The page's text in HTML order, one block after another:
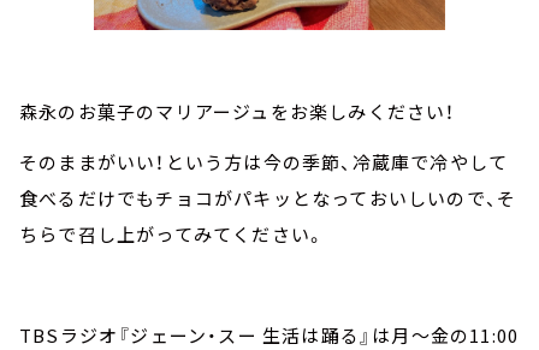
森永のお菓子のマリアージュをお楽しみください！
そのままがいい！という方は今の季節、冷蔵庫で冷やして
食べるだけでもチョコがパキッとなっておいしいので、そ
ちらで召し上がってみてください。
TBSラジオ『ジェーン・スー 生活は踊る』は月～金の11:00